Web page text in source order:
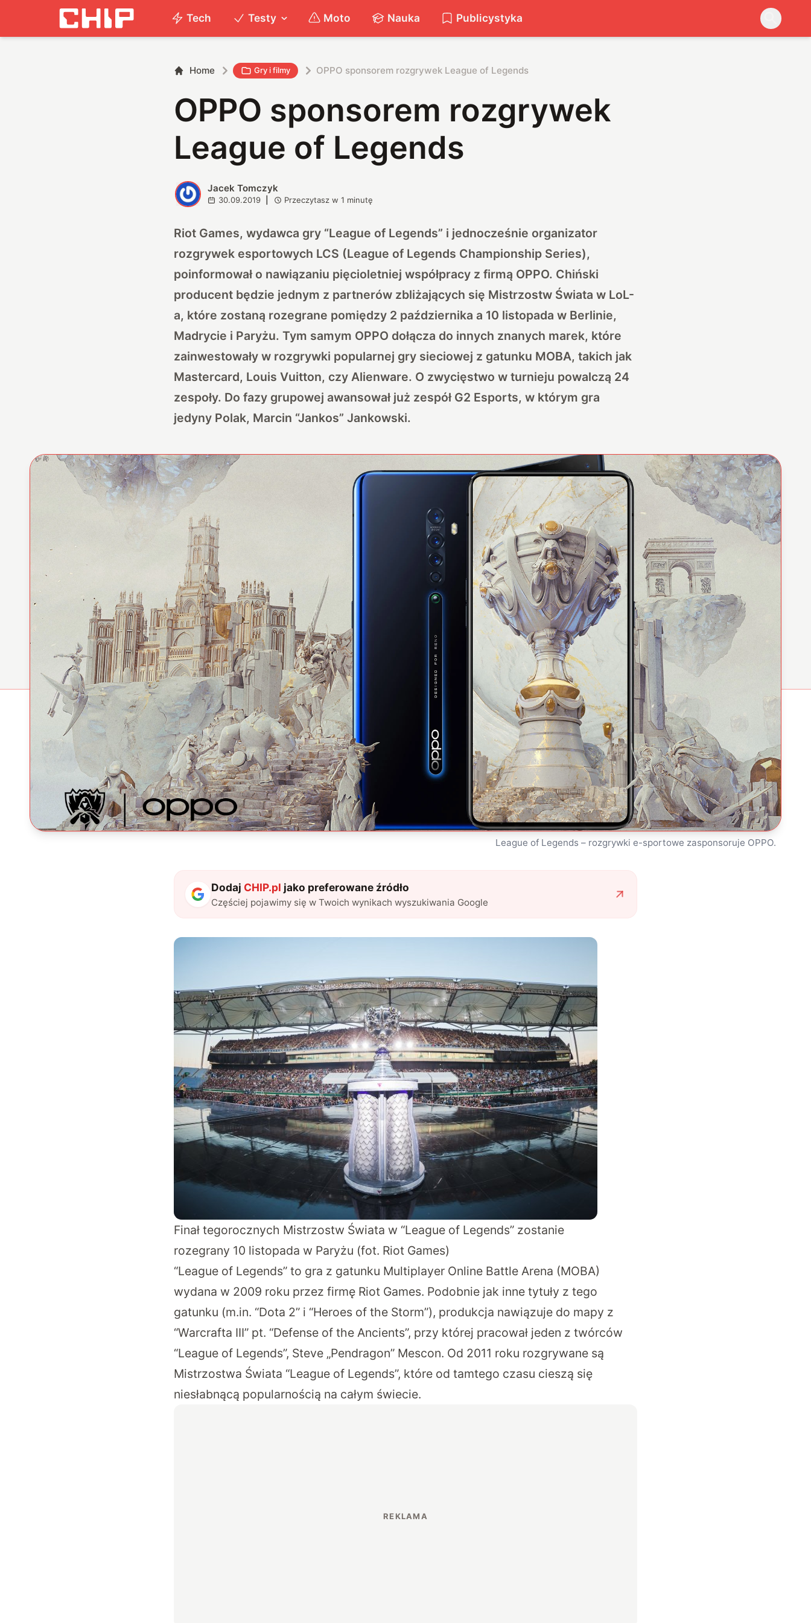
Tech Testy Moto Nauka Publicystyka
Home Gry i filmy OPPO sponsorem rozgrywek League of Legends
OPPO sponsorem rozgrywek
League of Legends
J Jacek Tomczyk
30.09.2019 Przeczytasz w1 minutę
Riot Games, wydawca gry “League of Legends” i jednocześnie organizator
rozgrywek esportowych LCS (League of Legends Championship Series),
poinformował o nawiązaniu pięcioletniej współpracy z firmą OPPO. Chiński
producent będzie jednym z partnerów zbliżających się Mistrzostw Świata w LoL-
a, które zostaną rozegrane pomiędzy 2 października a 10 listopada w Berlinie,
Madrycie i Paryżu. Tym samym OPPO dołącza do innych znanych marek, które
zainwestowały w rozgrywki popularnej gry sieciowej z gatunku MOBA, takich jak
Mastercard, Louis Vuitton, czy Alienware. O zwycięstwo w turnieju powalczą 24
zespoły. Do fazy grupowej awansował już zespół G2 Esports, w którym gra
jedyny Polak, Marcin “Jankos” Jankowski.
League of Legends – rozgrywki e-sportowe zasponsoruje OPPO.
Dodaj CHIP.pl jako preferowane źródło
Częściej pojawimy się w Twoich wynikach wyszukiwania Google
Finał tegorocznych Mistrzostw Świata w “League of Legends” zostanie
rozegrany 10 listopada w Paryżu (fot. Riot Games)
“League of Legends” to gra z gatunku Multiplayer Online Battle Arena (MOBA)
wydana w 2009 roku przez firmę Riot Games. Podobnie jak inne tytuły z tego
gatunku (m.in. “Dota 2” i “Heroes of the Storm”), produkcja nawiązuje do mapy z
“Warcrafta III” pt. “Defense of the Ancients”, przy której pracował jeden z twórców
“League of Legends”, Steve „Pendragon” Mescon. Od 2011 roku rozgrywane są
Mistrzostwa Świata “League of Legends”, które od tamtego czasu cieszą się
niesłabnącą popularnością na całym świecie.